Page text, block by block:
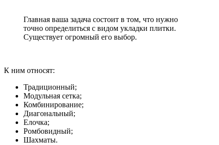
Главная ваша задача состоит в том, что нужно
точно определиться с видом укладки плитки.
Существует огромный его выбор.
К ним относят:
Традиционный;
Модульная сетка;
Комбинирование;
Диагональный;
Елочка;
Ромбовидный;
Шахматы.